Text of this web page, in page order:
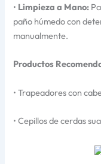
• Limpieza a Mano:
paño húmedo con
manualmente.
Productos
• Trapeadores con
• Cepillos de cerdas